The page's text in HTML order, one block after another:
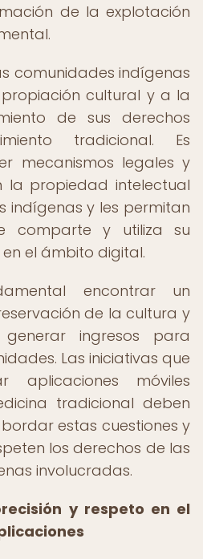
de la explotación
comunidades indígenas
cultural y a la
de sus derechos
tradicional. Es
mecanismos legales y
la propiedad intelectual
indígenas y les permitan
comparte y utiliza su
el ámbito digital.
encontrar un
de la cultura y
ingresos para
Las iniciativas que
aplicaciones móviles
tradicional deben
estas cuestiones y
los derechos de las
involucradas.
y respeto en el